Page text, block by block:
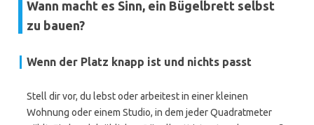
Wann macht es Sinn, ein Bügelbrett selbst
zu bauen?
Wenn der Platz knapp ist und nichts passt
Stell dir vor, du lebst oder arbeitest in einer kleinen
Wohnung oder einem Studio, in dem jeder Quadratmeter